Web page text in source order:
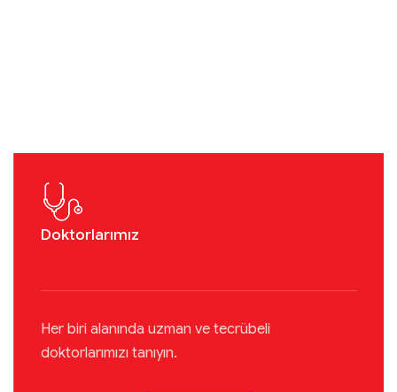
Doktorlarımız
Her biri alanında uzman ve tecrübeli
doktorlarımızı tanıyın.